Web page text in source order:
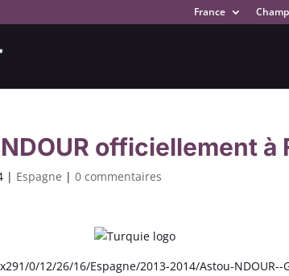
France
officiellement à
| Espagne |0 commentaires